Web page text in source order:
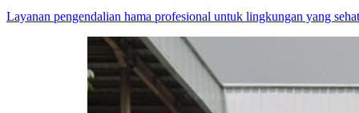
Layanan pengendalian hama profesional untuk lingkungan yang